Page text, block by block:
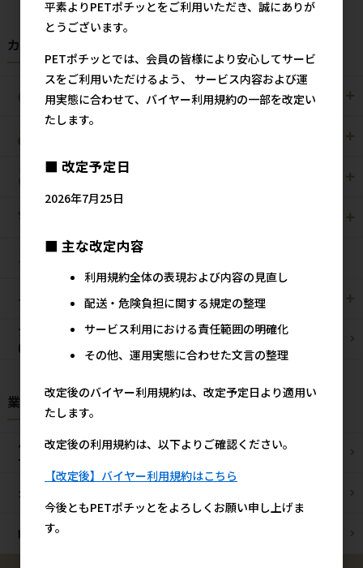
カテゴリから探す
犬用 猫用
小動物用
その他/雑貨 メーカー・ブランド別
ブリーダーパック
(プロ製品)
まとめ買いお買い得品
業種様別 特設ページ
ペットショップ/
サロン様
ブリーダー様
カフェ/飲食店様
動物病院様
平素よりPETポチッとをご利用いただき、誠にありが
とうございます。
PETポチッとでは、会員の皆様により安心してサービ
スをご利用いただけるよう、 サービス内容および運
用実態に合わせて、バイヤー利用規約の一部を改定い
たします。
■ 改定予定日
2026年7月25日
■ 主な改定内容
利用規約全体の表現および内容の見直し
配送・危険負担に関する規定の整理
サービス利用における責任範囲の明確化
その他、運用実態に合わせた文言の整理
改定後のバイヤー利用規約は、改定予定日より適用い
たします。
改定後の利用規約は、以下よりご確認ください。
【改定後】バイヤー利用規約はこちら
今後ともPETポチッとをよろしくお願い申し上げま
す。